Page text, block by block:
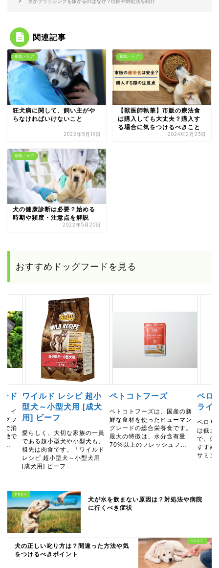
犬がブラッシングを嫌がるのはなぜ？理由や対処法を紹介
関連記事
病気・ケア
狂犬病に関して、飼い主がや
らなければいけないこと
2022年5月19日
病気・ケア
【獣医師執筆】市販の療法食
は購入しても大丈夫？購入す
る場合に気をつけるべきこと
2024年2月23日
病気・ケア
犬の健康診断は必要？始める
時期や頻度・注意点を解説
2022年5月20日
おすすめドッグフードを見る
ド
、イ
グフ
で消
徴で
…
ワイルド レシピ 超小
型犬～小型犬用 [成犬
用] ビーフ
愛らしく、大切な家族の一員
である超小型犬や小型犬も、
祖先は肉食です。「ワイルド
レシピ 超小型犬～小型犬用
[成犬用] ビーフ…
ペトコトフーズ
ペトコトフーズは、国産の新
鮮な食材を使ったヒューマン
グレードの総合栄養食です。
最大の特徴は、水分含有量
70%以上のフレッシュフ…
ペロ
ライ
ペロリ
は低カ
で、体
すすめ
サミン
犬が水を飲まない原因は？対処法や病院
に行くべき症状
犬の正しい叱り方は？間違った方法や気
をつけるべきポイント